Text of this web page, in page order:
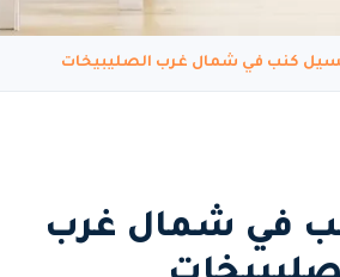
كنب في شمال غرب الصليبيخات
في شمال غرب